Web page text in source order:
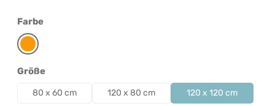
Farbeauswählen
Orange
Größeauswählen
80 x 60 cm 120 x 80 cm 120 x 120 cm